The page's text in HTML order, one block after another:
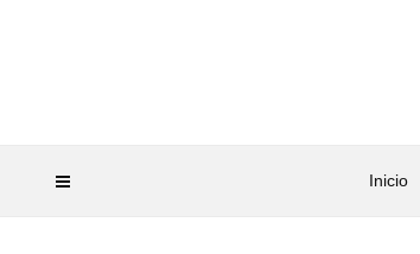
Inicio